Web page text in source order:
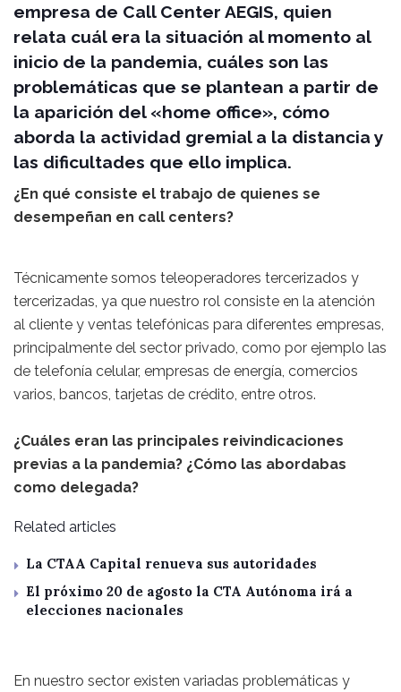
empresa de Call Center AEGIS, quien
relata cuál era la situación al momento al
inicio de la pandemia, cuáles son las
problemáticas que se plantean a partir de
la aparición del «home office», cómo
aborda la actividad gremial a la distancia y
las dificultades que ello implica.
¿En qué consiste el trabajo de quienes se
desempeñan en call centers?
Técnicamente somos teleoperadores tercerizados y
tercerizadas, ya que nuestro rol consiste en la atención
al cliente y ventas telefónicas para diferentes empresas,
principalmente del sector privado, como por ejemplo las
de telefonía celular, empresas de energía, comercios
varios, bancos, tarjetas de crédito, entre otros.
¿Cuáles eran las principales reivindicaciones
previas a la pandemia? ¿Cómo las abordabas
como delegada?
Related articles
La CTAA Capital renueva sus autoridades
El próximo 20 de agosto la CTA Autónoma irá a
elecciones nacionales
En nuestro sector existen variadas problemáticas y